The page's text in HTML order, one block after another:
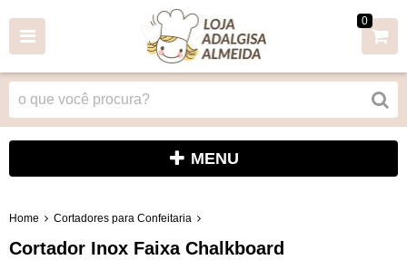
0
MENU
Home Cortadores para Confeitaria
Cortador Inox Faixa Chalkboard